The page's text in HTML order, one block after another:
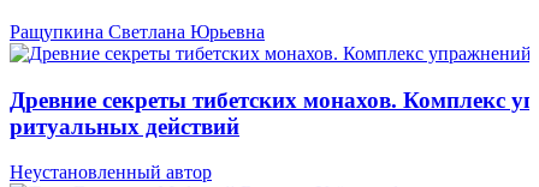
Ращупкина Светлана Юрьевна
Древние секреты тибетских монахов. Комплекс
ритуальных действий
Неустановленный автор